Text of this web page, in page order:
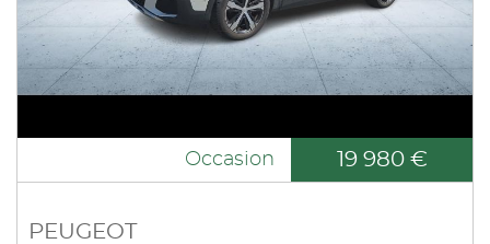
Occasion 19 980 €
PEUGEOT